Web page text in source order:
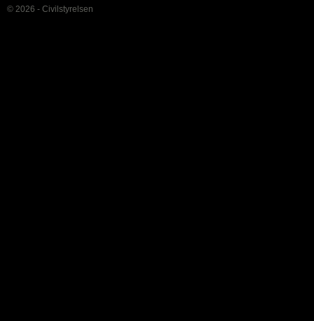
© 2026 - Civilstyrelsen